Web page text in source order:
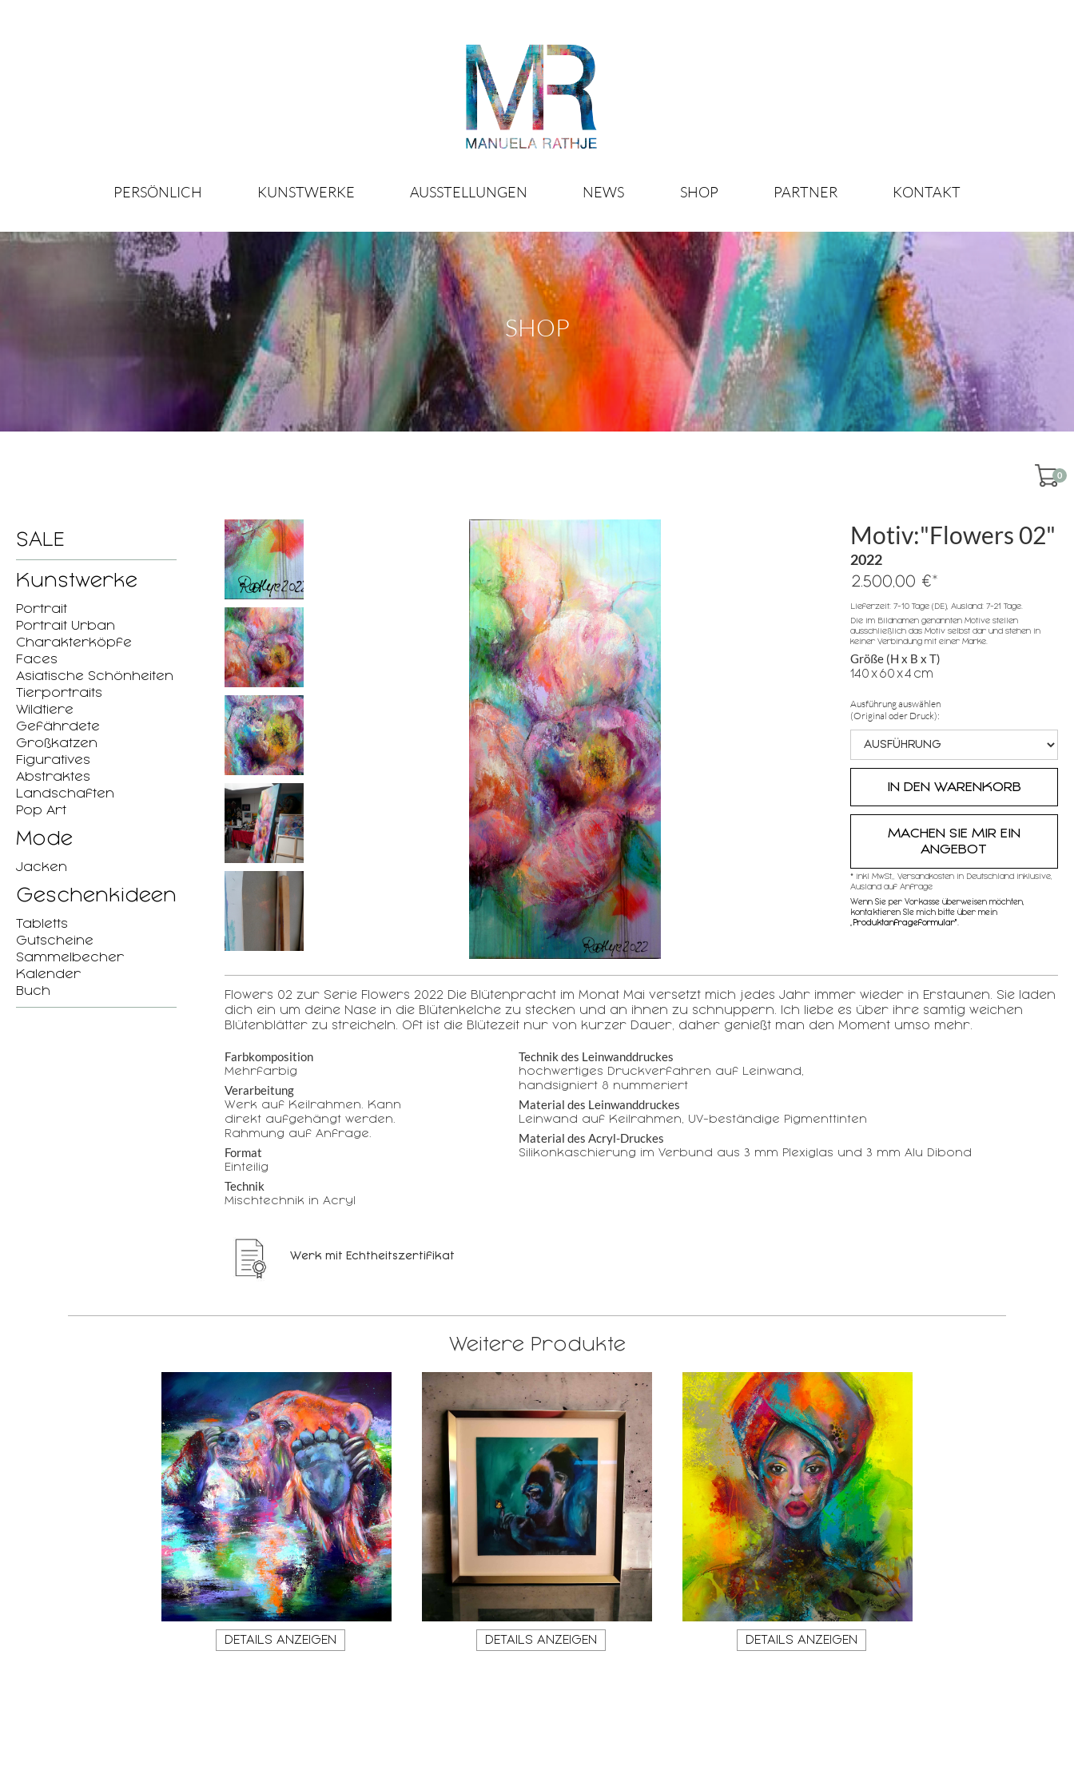
PERSÖNLICH KUNSTWERKE AUSSTELLUNGEN NEWS SHOP PARTNER KONTAKT
SHOP
0
SALE
Kunstwerke
Portrait
Portrait Urban
Charakterköpfe
Faces
Asiatische Schönheiten
Tierportraits
Wildtiere
Gefährdete
Großkatzen
Figuratives
Abstraktes
Landschaften
Pop Art
Mode
Jacken
Geschenkideen
Tabletts
Gutscheine
Sammelbecher
Kalender
Buch
Motiv:"Flowers 02"
2022
2.500,00 €*
Lieferzeit: 7-10 Tage (DE), Ausland: 7-21 Tage.
Die im Bildnamen genannten Motive stellen
ausschließlich das Motiv selbst dar und stehen in
keiner Verbindung mit einer Marke.
Größe (H x B x T)
140x60x4 cm
Ausführung auswählen
(Original oder Druck):
MACHEN SIE MIR EIN
ANGEBOT
* inkl MwSt,, Versandkosten in Deutschland inklusive,
Ausland auf Anfrage
Wenn Sie per Vorkasse überweisen möchten,
kontaktieren SIe mich bitte über mein
Produktanfrageformular"
Flowers 02 zur Serie Flowers 2022 Die Blütenpracht im Monat Mai versetzt mich jedes Jahr immer wieder in Erstaunen. Sie laden
dich ein um deine Nase in die Blütenkelche zu stecken und an ihnen zu schnuppern. Ich liebe es über ihre samtig weichen
Blütenblätter zu streicheln. Oft ist die Blütezeit nur von kurzer Dauer, daher genießt man den Moment umso mehr.
Farbkomposition
Mehrfarbig
Verarbeitung
Werk auf Keilrahmen. Kann
direkt aufgehängt werden.
Rahmung auf Anfrage.
Format
Einteilig
Technik
Mischtechnik in Acryl
Technik des Leinwanddruckes
hochwertiges Druckverfahren auf Leinwand,
handsigniert & nummeriert
Material des Leinwanddruckes
Leinwand auf Keilrahmen, UV-beständige Pigmenttinten
Material des Acryl-Druckes
Silikonkaschierung im Verbund aus 3 mm Plexiglas und 3 mm Alu Dibond
Werk mit Echtheitszertifikat
Weitere Produkte
DETAILS ANZEIGEN DETAILS ANZEIGEN DETAILS ANZEIGEN